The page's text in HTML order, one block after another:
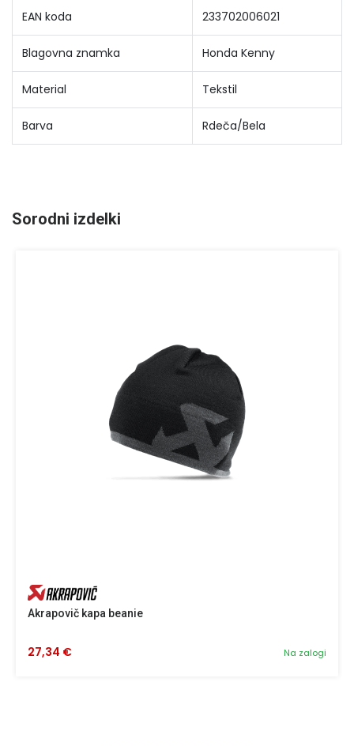
EAN koda 233702006021
Blagovna znamka Honda Kenny
Material Tekstil
Barva Rdeča/Bela
Sorodni izdelki
Akrapovič kapa beanie
Na zalogi
27,34 €